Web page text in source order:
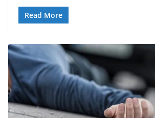
Read More